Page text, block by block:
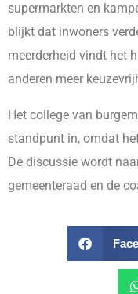
supermarkten en
blijkt dat inwoners
meerderheid vindt het
anderen meer
Het college van
standpunt in, omdat
De discussie wordt
gemeenteraad en de